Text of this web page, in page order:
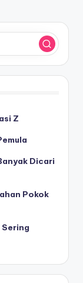
Z
Dicari
Pokok
Sering